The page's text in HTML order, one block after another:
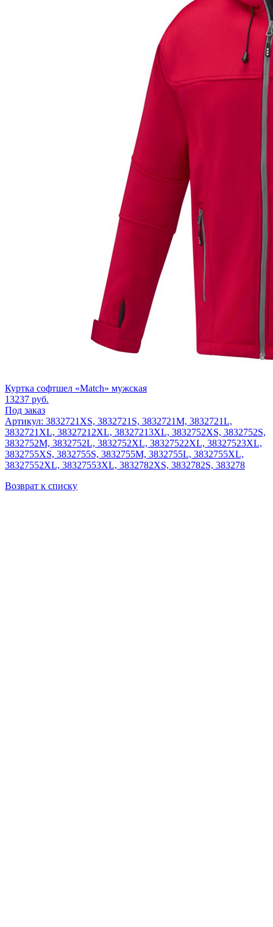
Куртка софтшел «Match» мужская
13237 руб.
Под заказ
Артикул: 3832721XS, 3832721S, 3832721M, 3832721L,
3832721XL, 38327212XL, 38327213XL, 3832752XS, 3832752S,
3832752M, 3832752L, 3832752XL, 38327522XL, 38327523XL,
3832755XS, 3832755S, 3832755M, 3832755L, 3832755XL,
38327552XL, 38327553XL, 3832782XS, 3832782S, 383278
Возврат к списку